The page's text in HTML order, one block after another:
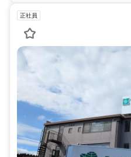
正社員